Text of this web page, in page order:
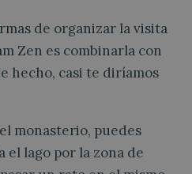
de organizar la visita
Zen es combinarla con
hecho, casi te diríamos
monasterio, puedes
el lago por la zona de